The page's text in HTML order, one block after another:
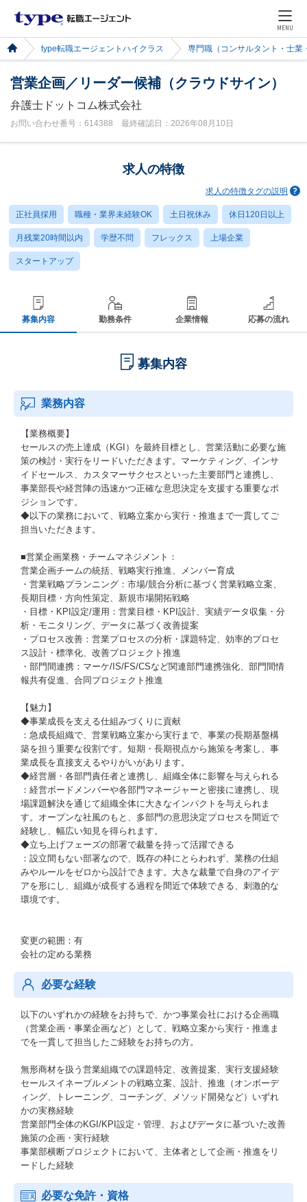
MENU
type転職エージェントハイクラス 専門職（コンサルタント・士業
営業企画／リーダー候補（クラウドサイン）
弁護士ドットコム株式会社
お問い合わせ番号：614388 最終確認日：2026年08月10日
求人の特徴
求人の特徴タグの説明
正社員採用 職種・業界未経験OK 土日祝休み 休日120日以上
月残業20時間以内 学歴不問 フレックス 上場企業
スタートアップ
募集内容 勤務条件 企業情報 応募の流れ
募集内容
業務内容
【業務概要】
セールスの売上達成（KGI）を最終目標とし、営業活動に必要な施
策の検討・実行をリードいただきます。マーケティング、インサ
イドセールス、カスタマーサクセスといった主要部門と連携し、
事業部長や経営陣の迅速かつ正確な意思決定を支援する重要なポ
ジションです。
◆以下の業務において、戦略立案から実行・推進まで一貫してご
担当いただきます。
■営業企画業務・チームマネジメント：
営業企画チームの統括、戦略実行推進、メンバー育成
・営業戦略プランニング：市場/競合分析に基づく営業戦略立案、
長期目標・方向性策定、新規市場開拓戦略
・目標・KPI設定/運用：営業目標・KPI設計、実績データ収集・分
析・モニタリング、データに基づく改善提案
・プロセス改善：営業プロセスの分析・課題特定、効率的プロセ
ス設計・標準化、改善プロジェクト推進
・部門間連携：マーケ/IS/FS/CSなど関連部門連携強化、部門間情
報共有促進、合同プロジェクト推進
【魅力】
◆事業成長を支える仕組みづくりに貢献
：急成長組織で、営業戦略立案から実行まで、事業の長期基盤構
築を担う重要な役割です。短期・長期視点から施策を考案し、事
業成長を直接支えるやりがいがあります。
◆経営層・各部門責任者と連携し、組織全体に影響を与えられる
：経営ボードメンバーや各部門マネージャーと密接に連携し、現
場課題解決を通じて組織全体に大きなインパクトを与えられま
す。オープンな社風のもと、多部門の意思決定プロセスを間近で
経験し、幅広い知見を得られます。
◆立ち上げフェーズの部署で裁量を持って活躍できる
：設立間もない部署なので、既存の枠にとらわれず、業務の仕組
みやルールをゼロから設計できます。大きな裁量で自身のアイデ
アを形にし、組織が成長する過程を間近で体験できる、刺激的な
環境です。
変更の範囲：有
会社の定める業務
必要な経験
以下のいずれかの経験をお持ちで、かつ事業会社における企画職
（営業企画・事業企画など）として、戦略立案から実行・推進ま
でを一貫して担当したご経験をお持ちの方。
無形商材を扱う営業組織での課題特定、改善提案、実行支援経験
セールスイネーブルメントの戦略立案、設計、推進（オンボーデ
ィング、トレーニング、コーチング、メソッド開発など）いずれ
かの実務経験
営業部門全体のKGI/KPI設定・管理、およびデータに基づいた改善
施策の企画・実行経験
事業部横断プロジェクトにおいて、主体者として企画・推進をリ
ードした経験
必要な免許・資格